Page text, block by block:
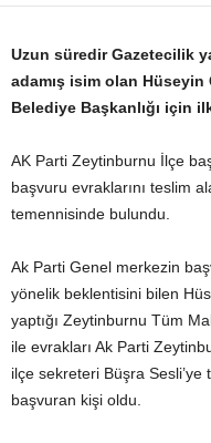
Uzun süredir Gazetecilik
adamış isim olan
Belediye Başkanlığı için
AK Parti Zeytinburnu İlçe
başvuru evraklarını teslim
temennisinde bulundu.
Ak Parti Genel merkezin
yönelik beklentisini bilen
yaptığı Zeytinburnu Tüm
ile evrakları Ak Parti
ilçe sekreteri Büşra
başvuran kişi oldu.